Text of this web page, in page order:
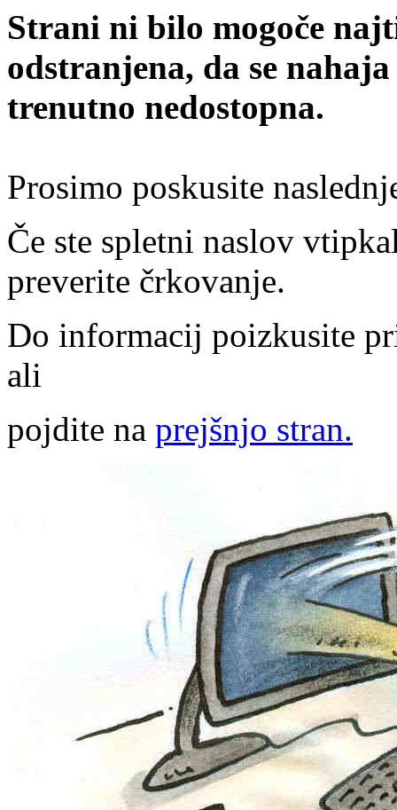
Strani ni bilo mogoče
odstranjena, da se
trenutno nedostopna.
Prosimo poskusite
Če ste spletni naslov
preverite črkovanje.
Do informacij poizkusite
ali
pojdite na prejšnjo stran.